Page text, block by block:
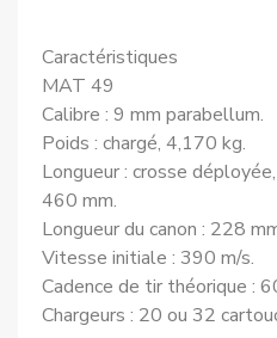
Caractéristiques
MAT 49
Calibre : 9 mm parabellum.
Poids : chargé, 4,170 kg.
Longueur : crosse
460 mm.
Longueur du canon : 228
Vitesse initiale : 390 m/s.
Cadence de tir théorique :
Chargeurs : 20 ou 32